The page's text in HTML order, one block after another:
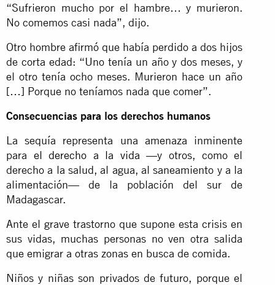
“Sufrieron mucho por el hambre… y murieron.
No comemos casi nada”, dijo.
Otro hombre afirmó que había perdido a dos hijos
de corta edad: “Uno tenía un año y dos meses, y
el otro tenía ocho meses. Murieron hace un año
[…] Porque no teníamos nada que comer”.
Consecuencias para los derechos humanos
La sequía representa una amenaza inminente
para el derecho a la vida —y otros, como el
derecho a la salud, al agua, al saneamiento y a la
alimentación— de la población del sur de
Madagascar.
Ante el grave trastorno que supone esta crisis en
sus vidas, muchas personas no ven otra salida
que emigrar a otras zonas en busca de comida.
Niños y niñas son privados de futuro, porque el